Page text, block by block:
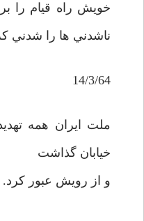
خويش راه قيام را
ناشدني ها را شدني
14/3/64
ملت ايران همه
خيابان گذاشت
و از رويش عبور کرد.